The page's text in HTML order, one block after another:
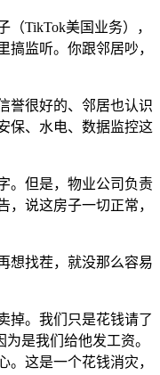
TikTok美国业务），
搞监听。你跟邻居吵，
誉很好的、邻居也认识
保、水电、数据监控这
。但是，物业公司负责
，说这房子一切正常，
想找茬，就没那么容易
掉。我们只是花钱请了
是我们给他发工资。
。这是一个花钱消灾，